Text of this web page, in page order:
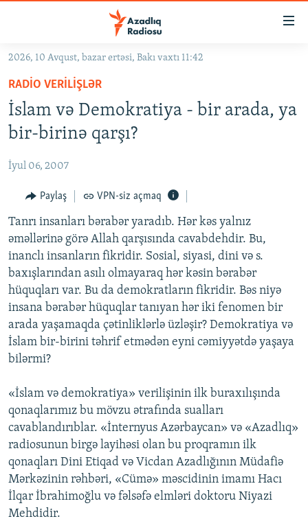
Əsas
qayıt
Əsas
naviqasiyaya
qayıt
Axtarışa
keç
GÜNDƏM
#İZAHLA
KORRUPSIOMETR
FƏRQƏ BAX
QANUNI DOĞRU
ARAŞDIRMA
MULTIMEDIA
VIDEO
FOTOQALEREYA
İNFOQRAFIKA
KARIKATURA
RADIO ARXIV
OXU ZALI
AZƏRBAYCAN ƏDƏBIYYATI KITABXANASI
İSLAM VƏ DEMOKRATIYA
HAQQIMIZDA
MISSIYAMIZ
PEŞƏ ETIKASI VƏ JURNALISTIKA STANDARTLARIMIZ
AZADLIQRADIOSU MOBIL TELEFONUNUZDA
BIZIMLƏ ƏLAQƏ
XƏBƏR BÜLLETENLƏRIMIZ
BIZI IZLƏ
RFE/RL-in bütün saytları
2026, 10 Avqust, bazar ertəsi, Bakı vaxtı 11:42
RADIO VERILIŞLƏR
İslam və Demokratiya - bir arada, ya
bir-birinə qarşı?
İyul 06, 2007
Paylaş VPN-siz açmaq
Tanrı insanları bərabər yaradıb. Hər kəs yalnız
əməllərinə görə Allah qarşısında cavabdehdir. Bu,
inanclı insanların fikridir. Sosial, siyasi, dini və s.
baxışlarından asılı olmayaraq hər kəsin bərabər
hüquqları var. Bu da demokratların fikridir. Bəs niyə
insana bərabər hüquqlar tanıyan hər iki fenomen bir
arada yaşamaqda çətinliklərlə üzləşir? Demokratiya və
İslam bir-birini təhrif etmədən eyni cəmiyyətdə yaşaya
bilərmi?
«İslam və demokratiya» verilişinin ilk buraxılışında
qonaqlarımız bu mövzu ətrafında sualları
cavablandırıblar. «İnternyus Azərbaycan» və «Azadlıq»
radiosunun birgə layihəsi olan bu proqramın ilk
qonaqları Dini Etiqad və Vicdan Azadlığının Müdafiə
Mərkəzinin rəhbəri, «Cümə» məscidinin imamı Hacı
İlqar İbrahimoğlu və fəlsəfə elmləri doktoru Niyazi
Mehdidir.